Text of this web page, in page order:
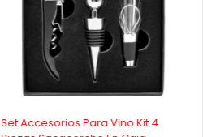
-28%
Set Accesorios Para Vino Kit 4